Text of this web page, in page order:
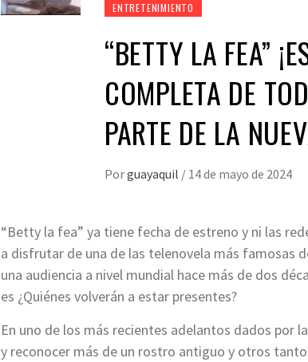
ENTRETENIMIENTO
“BETTY LA FEA”
COMPLETA DE
PARTE DE LA
Porguayaquil / 14 de mayo de 2024
“Betty la fea” ya tiene fecha de estreno y ni las
a disfrutar de una de las telenovela más famosas
una audiencia a nivel mundial hace más de dos
es ¿Quiénes volverán a estar presentes?
En uno de los más recientes adelantos dados por
y reconocer más de un rostro antiguo y otros